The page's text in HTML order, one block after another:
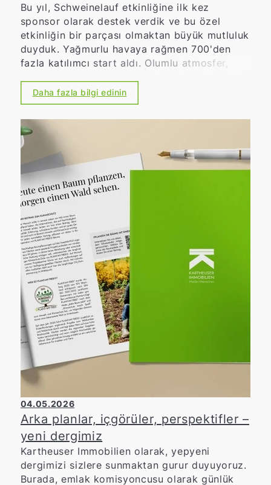
Bu yıl, Schweinelauf etkinliğine ilk kez
sponsor olarak destek verdik ve bu özel
etkinliğin bir parçası olmaktan büyük mutluluk
duyduk. Yağmurlu havaya rağmen 700'den
fazla katılımcı start aldı. Olumlu atmosfer,
motivasyonu, Schweinelauf'un bölgede ne
kadar önemli bir yere sahip olduğunu
etkileyici bir şekilde gösterdi. Schweinelauf,
uzun yıllardır topluluk, dayanışma ve sosyal
bağlılığın simgesi olmuştur. Lions Kulübü, çok
sayıda gönüllü, sponsor ve destekçiyle
birlikte, insanları bir araya getiren ve aynı
zamanda önemli sosyal projeleri destekleyen
bir etkinlik daha düzenlendi. Etkinliğin
sonucundan özellikle memnunuz: Toplamda,
bölgedeki sosyal kurumlar ve projeler için
yaklaşık 20.000 Euro toplanabildi. Bu
destekten, diğerlerinin yanı sıra Wülfrather
Tafel, Gençlik Kızılhaçı, WIR-Haus, DRK-
Kindergarten Farbenfroh ve Lions Hilfswerk
Mettmann-Wülfrath yararlanacak. 19.
Schweinelauf'un başarısına katkıda bulunan
tüm organizatörlere, gönüllülere, koşuculara
ve izleyicilere içtenlikle teşekkür ederiz. Bu
etkinliği desteklemiş olmaktan gurur
duyuyoruz ve şimdiden gelecek yılki
yıldönümü etkinliği olan 20. Schweinelauf'u
sabırsızlıkla bekliyoruz.
Daha fazla bilgi edinin
04.05.2026
Arka planlar, içgörüler, perspektifler –
yeni dergimiz
Kartheuser Immobilien olarak, yepyeni
dergimizi sizlere sunmaktan gurur duyuyoruz.
Burada, emlak komisyoncusu olarak günlük